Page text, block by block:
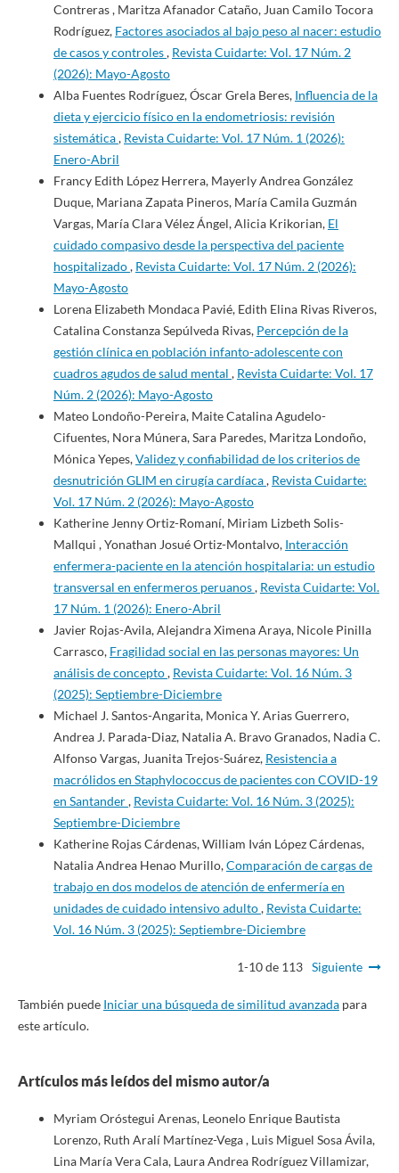
Contreras , Maritza Afanador Cataño, Juan Camilo Tocora
Rodríguez, Factores asociados al bajo peso al nacer: estudio
de casos y controles, Revista Cuidarte: Vol. 17 Núm. 2
(2026): Mayo-Agosto
Alba Fuentes Rodríguez, Óscar Grela Beres, Influencia de la
dieta y ejercicio físico en la endometriosis: revisión
sistemática, Revista Cuidarte: Vol. 17 Núm. 1 (2026):
Enero-Abril
Francy Edith López Herrera, Mayerly Andrea González
Duque, Mariana Zapata Pineros, María Camila Guzmán
Vargas, María Clara Vélez Ángel, Alicia Krikorian, El
cuidado compasivo desde la perspectiva del paciente
hospitalizado, Revista Cuidarte: Vol. 17 Núm. 2 (2026):
Mayo-Agosto
Lorena Elizabeth Mondaca Pavié, Edith Elina Rivas Riveros,
Catalina Constanza Sepúlveda Rivas, Percepción de la
gestión clínica en población infanto-adolescente con
cuadros agudos de salud mental , Revista Cuidarte: Vol. 17
Núm. 2 (2026): Mayo-Agosto
Mateo Londoño-Pereira, Maite Catalina Agudelo-
Cifuentes, Nora Múnera, Sara Paredes, Maritza Londoño,
Mónica Yepes,Validez y confiabilidad de los criterios de
desnutrición GLIM en cirugía cardíaca, Revista Cuidarte:
Vol. 17 Núm. 2 (2026): Mayo-Agosto
Katherine Jenny Ortiz-Romaní, Miriam Lizbeth Solis-
Mallqui , Yonathan Josué Ortiz-Montalvo, Interacción
enfermera-paciente en la atención hospitalaria: un estudio
transversal en enfermeros peruanos, Revista Cuidarte: Vol.
17 Núm. 1 (2026): Enero-Abril
Javier Rojas-Avila, Alejandra Ximena Araya, Nicole Pinilla
Carrasco, Fragilidad social en las personas mayores: Un
análisis de concepto, Revista Cuidarte: Vol. 16 Núm. 3
(2025): Septiembre-Diciembre
Michael J. Santos-Angarita, Monica Y. Arias Guerrero,
Andrea J. Parada-Diaz, Natalia A. Bravo Granados, Nadia C.
Alfonso Vargas, Juanita Trejos-Suárez, Resistencia a
macrólidos en Staphylococcus de pacientes con COVID-19
en Santander, Revista Cuidarte: Vol. 16 Núm. 3 (2025):
Septiembre-Diciembre
Katherine Rojas Cárdenas, William Iván López Cárdenas,
Natalia Andrea Henao Murillo,Comparación de cargas de
trabajo en dos modelos de atención de enfermería en
unidades de cuidado intensivo adulto, Revista Cuidarte:
Vol. 16 Núm. 3 (2025): Septiembre-Diciembre
1-10 de 113 Siguiente
También puede Iniciar una búsqueda de similitud avanzadapara
este artículo.
Artículos más leídos del mismo autor/a
Myriam Oróstegui Arenas, Leonelo Enrique Bautista
Lorenzo, Ruth Aralí Martínez-Vega , Luis Miguel Sosa Ávila,
Lina María Vera Cala, Laura Andrea Rodríguez Villamizar,